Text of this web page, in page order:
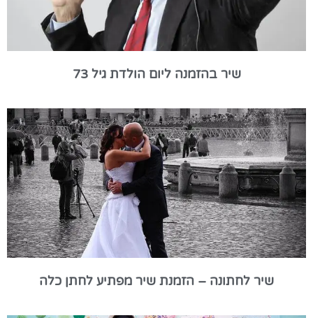
שיר בהזמנה ליום הולדת גיל 73
שיר לחתונה – הזמנת שיר מפתיע לחתן כלה